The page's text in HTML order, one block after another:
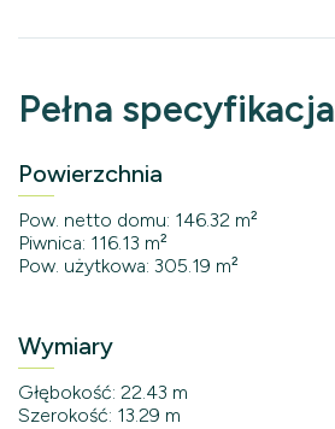
Pełna specyfikacja
Powierzchnia
Pow. netto domu: 146.32 m²
Piwnica: 116.13 m²
Pow. użytkowa: 305.19 m²
Wymiary
Głębokość: 22.43 m
Szerokość: 13.29 m